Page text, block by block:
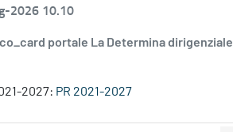
2026 10.10
portale La Determina dirigenziale
2027: PR 2021-2027